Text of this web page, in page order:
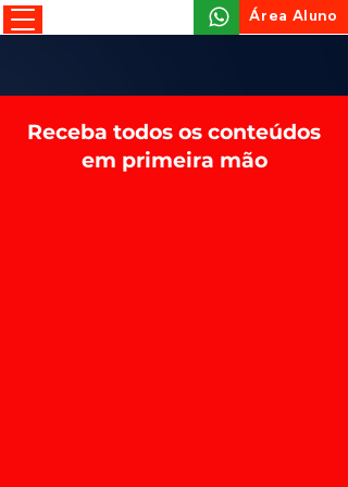
Área Aluno
Receba todos os conteúdos
em primeira mão